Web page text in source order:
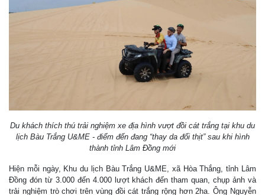
Du khách thích thú trải nghiệm xe địa hình vượt đồi cát trắng tại khu du
lịch Bàu Trắng U&ME - điểm đến đang “thay da đổi thịt” sau khi hình
thành tỉnh Lâm Đồng mới
Hiện mỗi ngày, Khu du lịch Bàu Trắng U&ME, xã Hòa Thắng, tỉnh Lâm
Đồng đón từ 3.000 đến 4.000 lượt khách đến tham quan, chụp ảnh và
trải nghiệm trò chơi trên vùng đồi cát trắng rộng hơn 2ha. Ông Nguyễn